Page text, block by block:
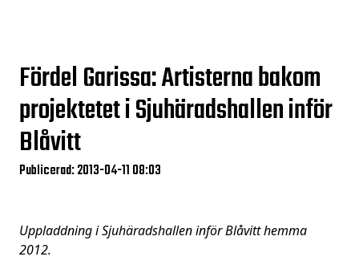
Fördel Garissa: Artisterna bakom
projektetet i Sjuhäradshallen inför
Blåvitt
Publicerad: 2013-04-11 08:03
Uppladdning i Sjuhäradshallen inför Blåvitt hemma
2012.